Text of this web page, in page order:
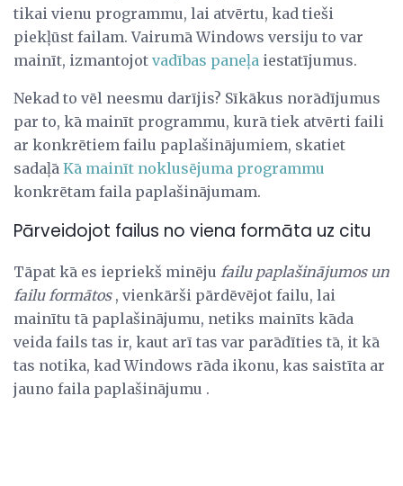
tikai vienu programmu, lai atvērtu, kad tieši
piekļūst failam. Vairumā Windows versiju to var
mainīt, izmantojot vadības paneļa iestatījumus.
Nekad to vēl neesmu darījis? Sīkākus norādījumus
par to, kā mainīt programmu, kurā tiek atvērti faili
ar konkrētiem failu paplašinājumiem, skatiet
sadaļā Kā mainīt noklusējuma programmu
konkrētam faila paplašinājumam.
Pārveidojot failus no viena formāta uz citu
Tāpat kā es iepriekš minēju failu paplašinājumos un
failu formātos, vienkārši pārdēvējot failu, lai
mainītu tā paplašinājumu, netiks mainīts kāda
veida fails tas ir, kaut arī tas var parādīties tā, it kā
tas notika, kad Windows rāda ikonu, kas saistīta ar
jauno faila paplašinājumu .